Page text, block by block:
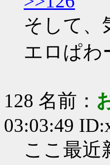
そして、
エロぱわ
128 名前：
03:03:49
ここ最近